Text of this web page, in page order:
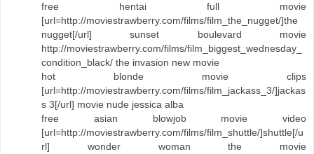
free hentai full movie
[url=http://moviestrawberry.com/films/film_the_nugget/]the
nugget[/url] sunset boulevard movie
http://moviestrawberry.com/films/film_biggest_wednesday_
condition_black/ the invasion new movie
hot blonde movie clips
[url=http://moviestrawberry.com/films/film_jackass_3/]jackas
s 3[/url] movie nude jessica alba
free asian blowjob movie video
[url=http://moviestrawberry.com/films/film_shuttle/]shuttle[/u
rl] wonder woman the movie